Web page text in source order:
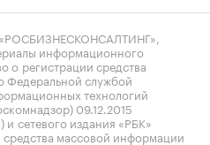
информационного
о регистрации средства
Федеральной службой
технологий
09.12.2015
сетевого издания «РБК»
средства массовой информации